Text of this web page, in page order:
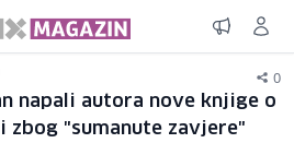
0
napali autora nove knjige o
"sumanute zavjere"